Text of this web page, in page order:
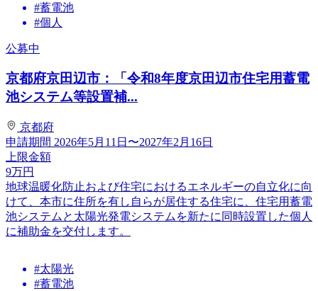
#蓄電池
#個人
公募中
京都府京田辺市：「令和8年度京田辺市住宅用蓄電
池システム等設置補...
京都府
申請期間 2026年5月11日〜2027年2月16日
上限金額
9万円
地球温暖化防止および住宅におけるエネルギーの自立化に向
けて、本市に住所を有し自らが居住する住宅に、住宅用蓄電
池システムと太陽光発電システムを新たに同時設置した個人
に補助金を交付します。
#太陽光
#蓄電池